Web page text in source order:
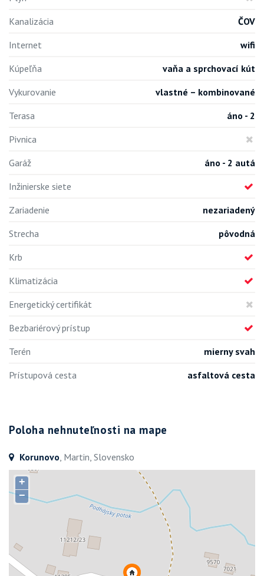
Kanalizácia
ČOV
Internet
wifi
Kúpeľňa
vaňa a sprchovací kút
Vykurovanie
vlastné – kombinované
Terasa
áno - 2
Pivnica
Garáž
áno - 2 autá
Inžinierske siete
Zariadenie
nezariadený
Strecha
pôvodná
Krb
Klimatizácia
Energetický certifikát
Bezbariérový prístup
Terén
mierny svah
Prístupová cesta
asfaltová cesta
Poloha nehnuteľnosti na mape
Korunovo, Martin, Slovensko
+
−